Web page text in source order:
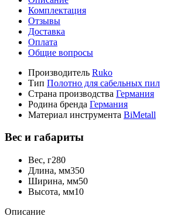
Комплектация
Отзывы
Доставка
Оплата
Общие вопросы
Производитель Ruko
Тип Полотно для сабельных пил
Страна производства Германия
Родина бренда Германия
Материал инструмента BiMetall
Вес и габариты
Вес, г280
Длина, мм350
Ширина, мм50
Высота, мм10
Описание